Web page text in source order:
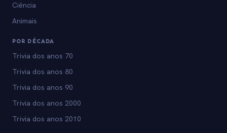
Ciência
Animais
POR DÉCADA
Trivia dos anos 70
Trivia dos anos 80
Trivia dos anos 90
Trivia dos anos 2000
Trivia dos anos 2010